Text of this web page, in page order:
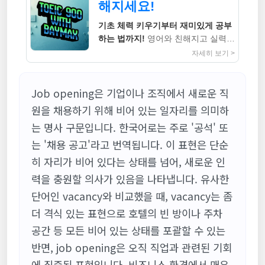
해지세요!
기초 체력 키우기부터 재미있게 공부
하는 법까지! 영어와 친해지고 실력까
자세히 보기 >
Job opening은 기업이나 조직에서 새로운 직
원을 채용하기 위해 비어 있는 일자리를 의미하
는 명사 구문입니다. 한국어로는 주로 '공석' 또
는 '채용 공고'라고 번역됩니다. 이 표현은 단순
히 자리가 비어 있다는 상태를 넘어, 새로운 인
력을 충원할 의사가 있음을 나타냅니다. 유사한
단어인 vacancy와 비교했을 때, vacancy는 좀
더 격식 있는 표현으로 호텔의 빈 방이나 주차
공간 등 모든 비어 있는 상태를 포괄할 수 있는
반면, job opening은 오직 직업과 관련된 기회